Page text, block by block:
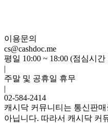
이용문의
cs@cashdoc.me
평일 10:00 ~ 18:00 (점심시간
|
주말 및 공휴일 휴무
|
02-584-2414
캐시닥 커뮤니티는 통신판
아닙니다. 따라서 캐시닥 커